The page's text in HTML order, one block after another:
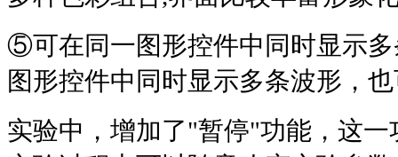
⑤可在同一图形控件中同时显示
图形控件中同时显示多条波形，
实验中，增加了"暂停"功能，这一